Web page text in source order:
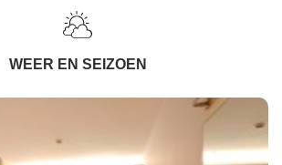
WEER EN SEIZOEN